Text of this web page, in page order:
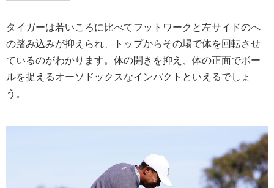
タイガーは若いころに比べてフットワークと左サイドのへ
の踏み込みが抑えられ、トップからその場で体を回転させ
ているのがわかります。体の開きを抑え、体の正面でボー
ルを捉えるオーソドックスなインパクトといえるでしょ
う。